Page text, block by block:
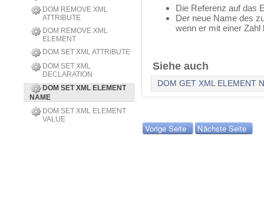
DOM REMOVE XML
ATTRIBUTE
DOM REMOVE XML
ELEMENT
DOM SET XML ATTRIBUTE
DOM SET XML
DECLARATION
DOM SET XML ELEMENT
NAME
DOM SET XML ELEMENT
VALUE
Die Referenz auf das
Der neue Name des
wenn er mit einer Zahl
Siehe auch
DOM GET XML ELEMENT
Vorige Seite Nächste Seite